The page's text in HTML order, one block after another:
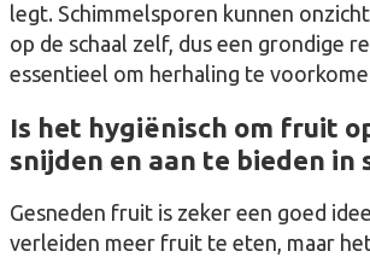
legt. Schimmelsporen kunnen
op de schaal zelf, dus een grondige
essentieel om herhaling te
Is het hygiënisch om fruit
snijden en aan te bieden in
Gesneden fruit is zeker een goed
verleiden meer fruit te eten, maar